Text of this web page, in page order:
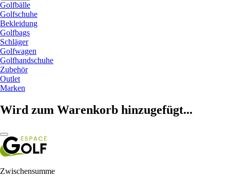
Golfbälle
Golfschuhe
Bekleidung
Golfbags
Schläger
Golfwagen
Golfhandschuhe
Zubehör
Outlet
Marken
Wird zum Warenkorb hinzugefügt...
Zwischensumme